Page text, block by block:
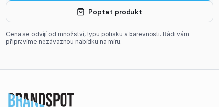
Poptat produkt
Cena se odvíjí od množství, typu potisku a barevnosti. Rádi vám
připravíme nezávaznou nabídku na míru.